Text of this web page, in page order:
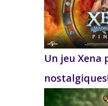
Un jeu Xena